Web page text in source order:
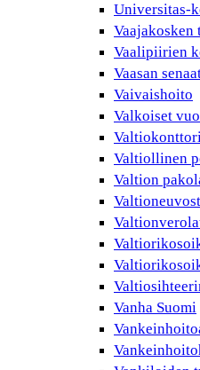
Universitas-
Vaajakosken
Vaalipiirien
Vaasan
Vaivaishoito
Valkoiset
Valtiollinen
Valtion
Vanha Suomi